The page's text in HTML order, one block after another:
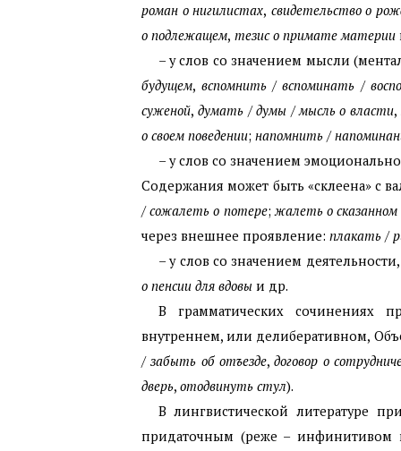
роман о нигилистах, свидетельство о
о подлежащем, тезис о примате материи
– у слов со значением мысли
будущем, вспомнить/вспоминать /
суженой, думать /думы /мысль о власти,
о своем поведении; напомнить /
– у слов со значением
Содержания может быть «склеена» с
/сожалеть о потере; жалеть о сказанном
через внешнее проявление: плакать /
– у слов со значением
о пенсии для вдовы и др.
В грамматических сочинениях
внутреннем, или делиберативном,
/забыть об отъезде,договор о
дверь, отодвинуть стул).
В лингвистической литературе
придаточным (реже – инфинитивом